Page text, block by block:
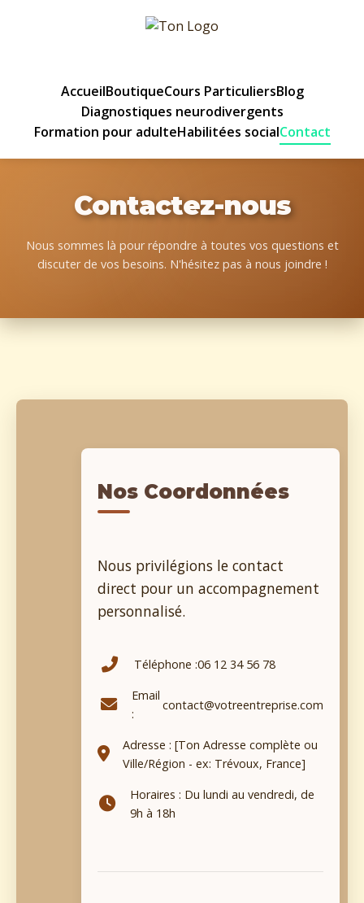
AccueilBoutiqueCours ParticuliersBlog
Diagnostiques neurodivergents
Formation pour adulteHabilitées socialContact
Contactez-nous
Nous sommes là pour répondre à toutes vos questions et
discuter de vos besoins. N'hésitez pas à nous joindre !
Nos Coordonnées
Nous privilégions le contact
direct pour un accompagnement
personnalisé.
Téléphone :06 12 34 56 78
Email
:
contact@votreentreprise.com
Adresse : [Ton Adresse complète ou
Ville/Région - ex: Trévoux, France]
Horaires : Du lundi au vendredi, de
9h à 18h